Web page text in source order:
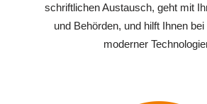
schriftlichen Austausch, geht mit
und Behörden, und hilft Ihnen
moderner